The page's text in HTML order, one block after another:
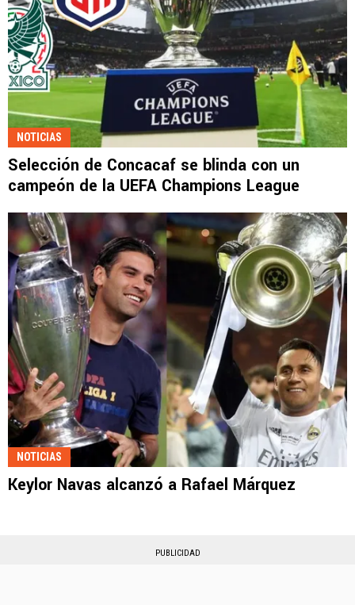
NOTICIAS
Selección de Concacaf se blinda con un
campeón de la UEFA Champions League
NOTICIAS
Keylor Navas alcanzó a Rafael Márquez
PUBLICIDAD